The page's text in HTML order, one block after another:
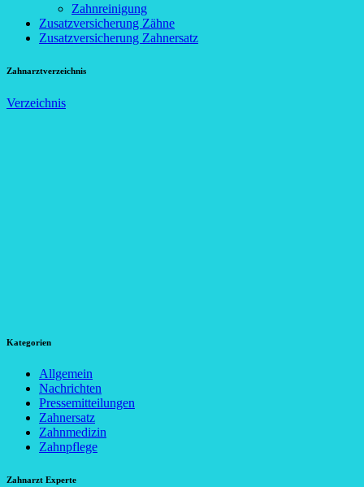
Zahnreinigung
Zusatzversicherung Zähne
Zusatzversicherung Zahnersatz
Zahnarztverzeichnis
Verzeichnis
Kategorien
Allgemein
Nachrichten
Pressemitteilungen
Zahnersatz
Zahnmedizin
Zahnpflege
Zahnarzt Experte